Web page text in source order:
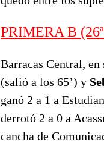
PRIMERA B
Barracas Central, en
(salió a los 65’) y
ganó 2 a 1 a
derrotó 2 a 0 a
cancha de